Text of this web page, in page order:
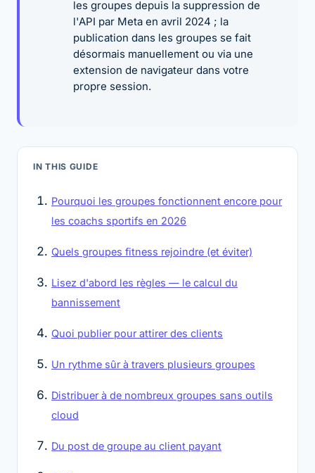
les groupes depuis la suppression de
l'API par Meta en avril 2024 ; la
publication dans les groupes se fait
désormais manuellement ou via une
extension de navigateur dans votre
propre session.
IN THIS GUIDE
Pourquoi les groupes fonctionnent encore pour
les coachs sportifs en 2026
Quels groupes fitness rejoindre (et éviter)
Lisez d'abord les règles — le calcul du
bannissement
Quoi publier pour attirer des clients
Un rythme sûr à travers plusieurs groupes
Distribuer à de nombreux groupes sans outils
cloud
Du post de groupe au client payant